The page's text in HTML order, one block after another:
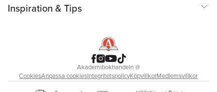
Inspiration & Tips
Akademibokhandeln@
CookiesAnpassa cookiesIntegritetspolicyKöpvillkorMedlemsvillkor